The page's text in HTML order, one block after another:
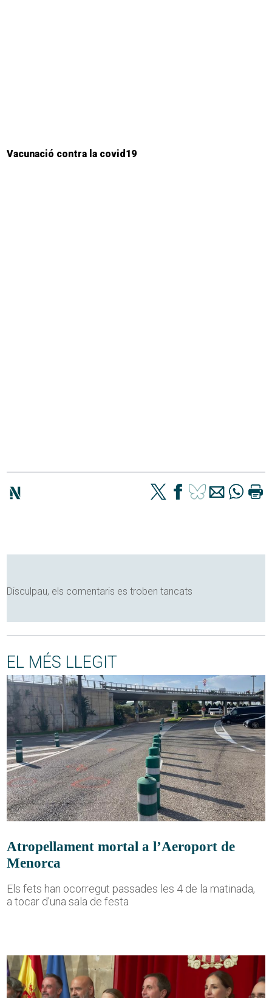
Vacunació contra la covid19
Disculpau, els comentaris es troben tancats
EL MÉS LLEGIT
Atropellament mortal a l’Aeroport de
Menorca
Els fets han ocorregut passades les 4 de la matinada,
a tocar d'una sala de festa